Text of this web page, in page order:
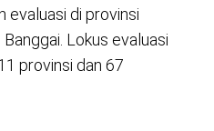
evaluasi di provinsi
Lokus evaluasi
provinsi dan 67